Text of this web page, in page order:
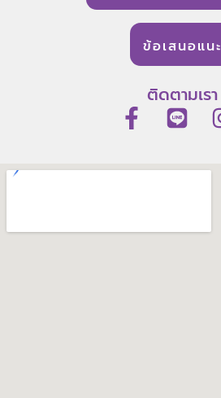
ข้อเสนอแนะ
ติดตามเรา